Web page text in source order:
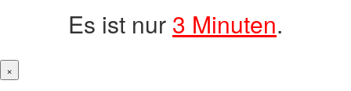
Es ist nur 3 Minuten.
×